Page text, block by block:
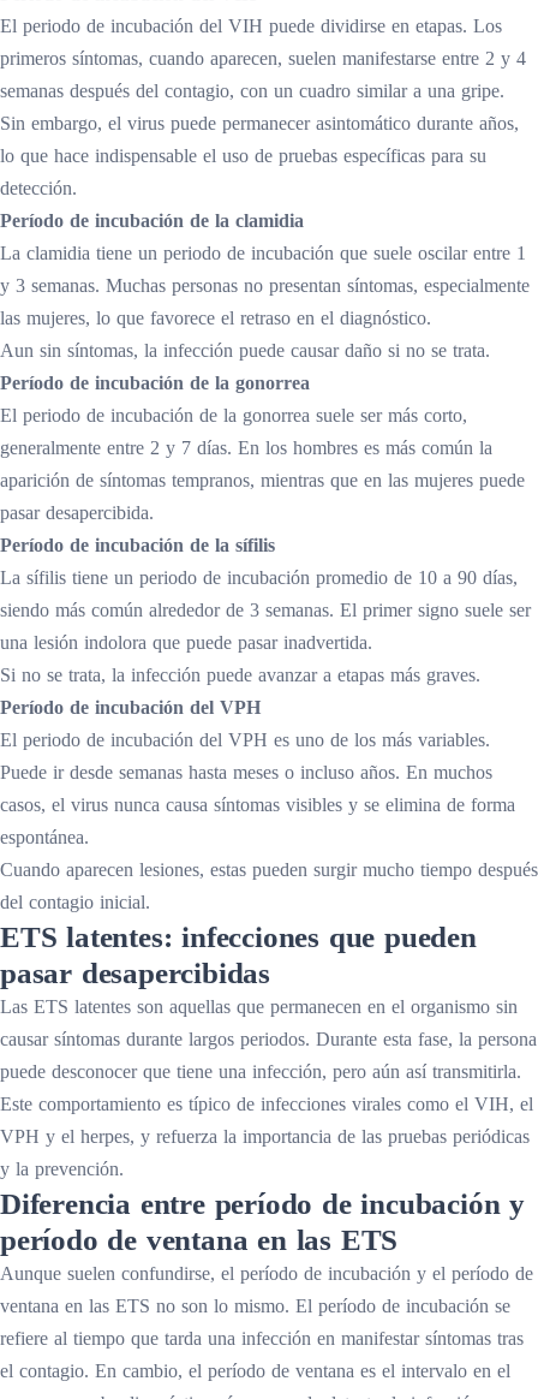
El periodo de incubación del VIH puede dividirse en etapas. Los
primeros síntomas, cuando aparecen, suelen manifestarse entre 2 y 4
semanas después del contagio, con un cuadro similar a una gripe.
Sin embargo, el virus puede permanecer asintomático durante años,
lo que hace indispensable el uso de pruebas específicas para su
detección.
Período de incubación de la clamidia
La clamidia tiene un periodo de incubación que suele oscilar entre 1
y 3 semanas. Muchas personas no presentan síntomas, especialmente
las mujeres, lo que favorece el retraso en el diagnóstico.
Aun sin síntomas, la infección puede causar daño si no se trata.
Período de incubación de la gonorrea
El periodo de incubación de la gonorrea suele ser más corto,
generalmente entre 2 y 7 días. En los hombres es más común la
aparición de síntomas tempranos, mientras que en las mujeres puede
pasar desapercibida.
Período de incubación de la sífilis
La sífilis tiene un periodo de incubación promedio de 10 a 90 días,
siendo más común alrededor de 3 semanas. El primer signo suele ser
una lesión indolora que puede pasar inadvertida.
Si no se trata, la infección puede avanzar a etapas más graves.
Período de incubación del VPH
El periodo de incubación del VPH es uno de los más variables.
Puede ir desde semanas hasta meses o incluso años. En muchos
casos, el virus nunca causa síntomas visibles y se elimina de forma
espontánea.
Cuando aparecen lesiones, estas pueden surgir mucho tiempo después
del contagio inicial.
ETS latentes: infecciones que pueden
pasar desapercibidas
Las ETS latentes son aquellas que permanecen en el organismo sin
causar síntomas durante largos periodos. Durante esta fase, la persona
puede desconocer que tiene una infección, pero aún así transmitirla.
Este comportamiento es típico de infecciones virales como el VIH, el
VPH y el herpes, y refuerza la importancia de las pruebas periódicas
y la prevención.
Diferencia entre período de incubación y
período de ventana en las ETS
Aunque suelen confundirse, el período de incubación y el período de
ventana en las ETS no son lo mismo. El período de incubación se
refiere al tiempo que tarda una infección en manifestar síntomas tras
el contagio. En cambio, el período de ventana es el intervalo en el